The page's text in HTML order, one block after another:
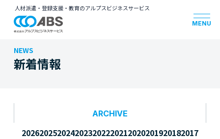
人材派遣・登録支援・教育のアルプスビジネスサービス
NEWS
新着情報
ARCHIVE
2026202520242023202220212020201920182017